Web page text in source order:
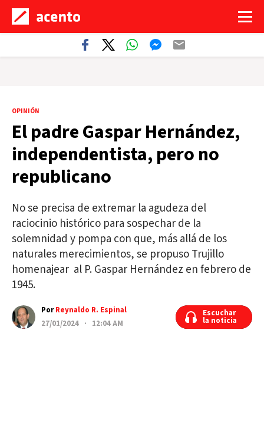
OPINIÓN
El padre Gaspar Hernández,
independentista, pero no
republicano
No se precisa de extremar la agudeza del
raciocinio histórico para sospechar de la
solemnidad y pompa con que, más allá de los
naturales merecimientos, se propuso Trujillo
homenajear al P. Gaspar Hernández en febrero de
1945.
PorReynaldo R. Espinal
27/01/2024 · 12:04 AM
Escuchar
la noticia
Escuchar
la noticia